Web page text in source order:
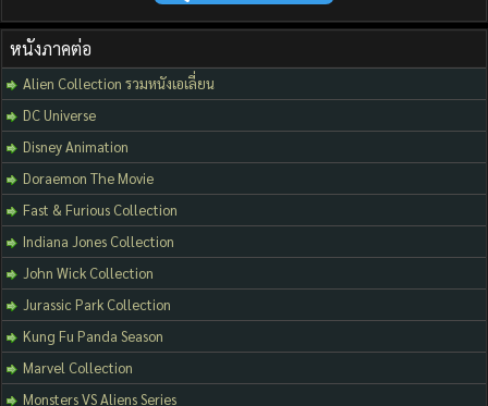
หนังภาคต่อ
Alien Collection รวมหนังเอเลี่ยน
DC Universe
Disney Animation
Doraemon The Movie
Fast & Furious Collection
Indiana Jones Collection
John Wick Collection
Jurassic Park Collection
Kung Fu Panda Season
Marvel Collection
Monsters VS Aliens Series